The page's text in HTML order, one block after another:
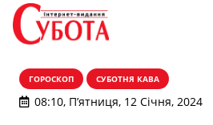
ГОРОСКОП СУБОТНЯ КАВА
08:10, П’ятниця, 12 Січня, 2024